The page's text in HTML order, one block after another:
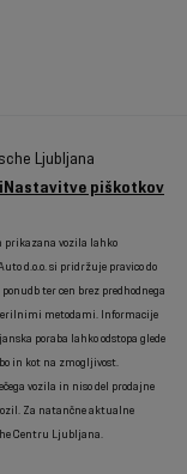
Ljubljana
Nastavitve piškotkov
prikazana vozila lahko
d.o.o. si pridržuje pravico do
ter cen brez predhodnega
metodami. Informacije
poraba lahko odstopa glede
in kot na zmogljivost.
vozila in niso del prodajne
Za natančne aktualne
Centru Ljubljana.